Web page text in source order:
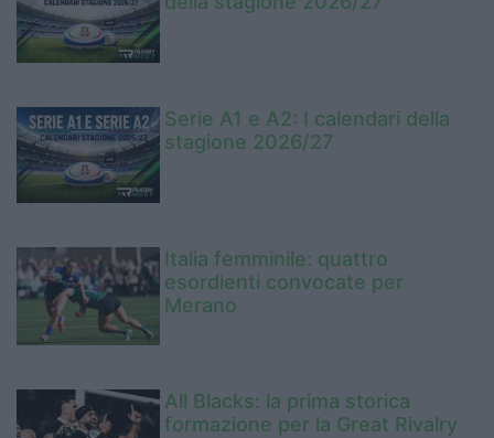
Serie A1 e A2: I calendari della
stagione 2026/27
Italia femminile: quattro
esordienti convocate per
Merano
All Blacks: la prima storica
formazione per la Great Rivalry